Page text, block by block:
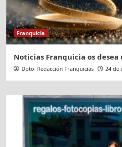
Franquicia
Noticias Franquicia os desea
Dpto. Redacción Franquicias 24 de